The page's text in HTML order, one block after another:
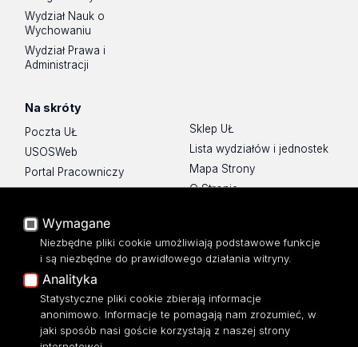
Wydział Nauk o
Wychowaniu
Wydział Prawa i
Administracji
Na skróty
Poczta UŁ
USOSWeb
Portal Pracowniczy
Baza Aktów Własnych
Moodle
Eksperci UŁ
Polityka Prywatności
Dostępność
Sklep UŁ
Lista wydziałów i jednostek
Mapa Strony
O Stronie
Wymagane
Niezbędne pliki cookie umożliwiają podstawowe funkcje
i są niezbędne do prawidłowego działania witryny.
Analityka
Statystyczne pliki cookie zbierają informacje
anonimowo. Informacje te pomagają nam zrozumieć, w
jaki sposób nasi goście korzystają z naszej strony